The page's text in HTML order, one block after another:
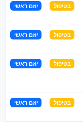
בטיפול יוזם ראשי
בטיפול יוזם ראשי
בטיפול יוזם ראשי
בטיפול יוזם ראשי